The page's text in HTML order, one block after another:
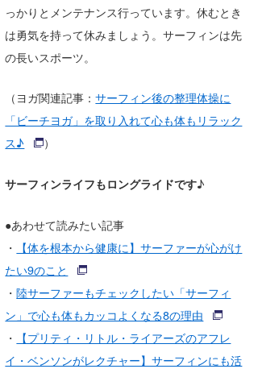
っかりとメンテナンス行っています。休むとき
は勇気を持って休みましょう。サーフィンは先
の長いスポーツ。
（ヨガ関連記事：サーフィン後の整理体操に
「ビーチヨガ」を取り入れて心も体もリラック
ス♪
）
サーフィンライフもロングライドです♪
●あわせて読みたい記事
・
【体を根本から健康に】サーファーが心がけ
たい9のこと
・陸サーファーもチェックしたい「サーフィ
ン」で心も体もカッコよくなる8の理由
・
【プリティ・リトル・ライアーズのアフレ
イ・ベンソンがレクチャー】サーフィンにも活